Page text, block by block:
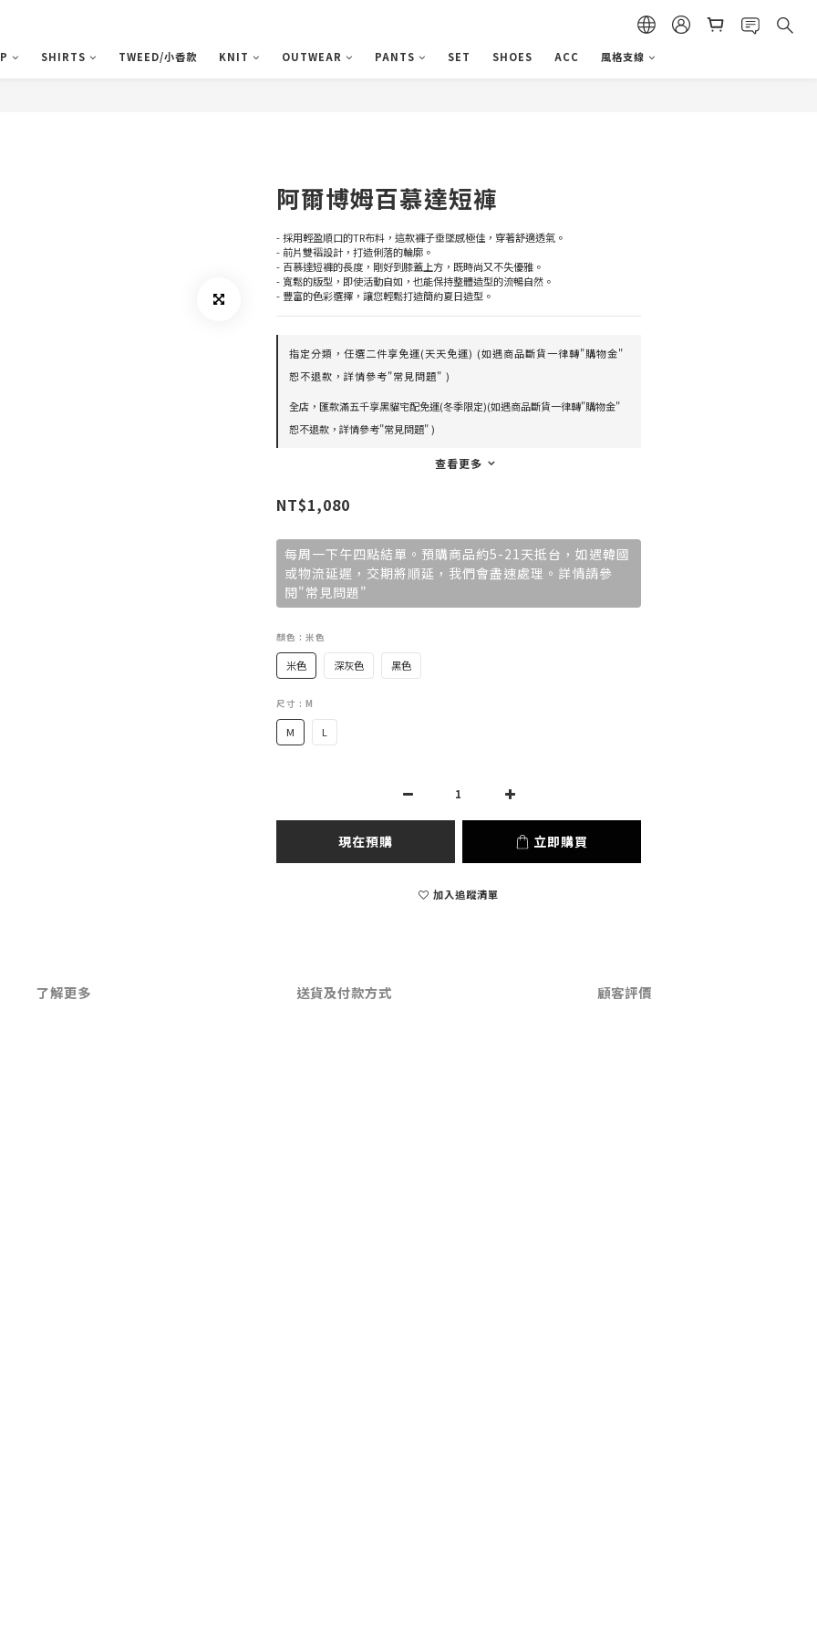
SHIRTS TWEED/小香款 KNIT OUTWEAR PANTS SET SHOES ACC 風格支線
阿爾博姆百慕達短褲
- 採用輕盈順口的TR布料，這款褲子垂墜感極佳，穿著舒適透氣。
- 前片雙褶設計，打造俐落的輪廓。
- 百慕達短褲的長度，剛好到膝蓋上方，既時尚又不失優雅。
- 寬鬆的版型，即使活動自如，也能保持整體造型的流暢自然。
- 豐富的色彩選擇，讓您輕鬆打造簡約夏日造型。
指定分類，任選二件享免運(天天免運) (如遇商品斷貨一律轉"購物金"
恕不退款，詳情參考"常見問題" )
全店，匯款滿五千享黑貓宅配免運(冬季限定)(如遇商品斷貨一律轉"購物金"
恕不退款，詳情參考"常見問題" )
查看更多
NT$1,080
每周一下午四點結單。預購商品約5-21天抵台，如遇韓國
或物流延遲，交期將順延，我們會盡速處理。詳情請參
閱"常見問題"
顏色 : 米色
米色 深灰色 黑色
尺寸 : M
M L
現在預購 立即購買
加入追蹤清單
了解更多 送貨及付款方式 顧客評價